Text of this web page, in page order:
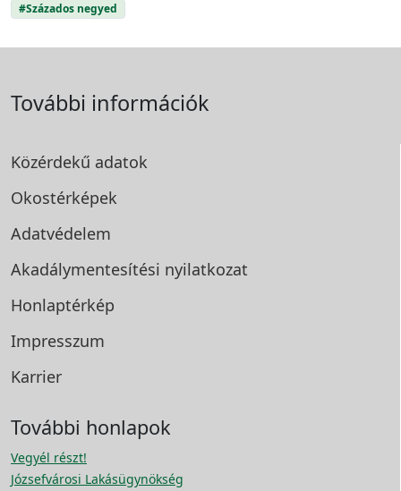
#Százados negyed
További információk
Közérdekű adatok
Okostérképek
Adatvédelem
Akadálymentesítési nyilatkozat
Honlaptérkép
Impresszum
Karrier
További honlapok
Vegyél részt!
Józsefvárosi Lakásügynökség